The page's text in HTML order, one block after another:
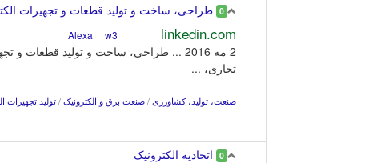
0 طراحی، ساخت و تولید قطعات و تجهیزات
linkedin.com
w3
2 مه 2016 ... طراحی، ساخت و تولید قطعات و تجهیزات
تجاری، ...
صنعت، تولید، کشاورزی / صنعت برق و الکترونیک / تولید تجهیزات
0 اتحادیه الکترونیک